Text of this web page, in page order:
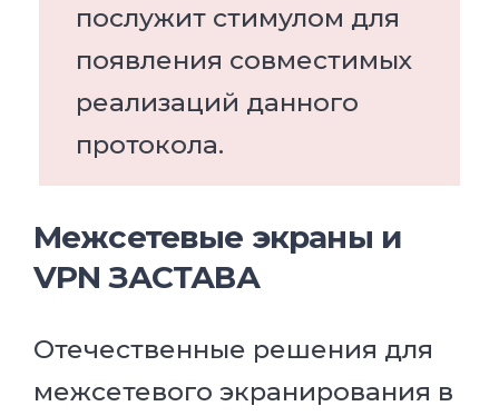
послужит стимулом для
появления совместимых
реализаций данного
протокола.
Межсетевые экраны и
VPN ЗАСТАВА
Отечественные решения для
межсетевого экранирования в